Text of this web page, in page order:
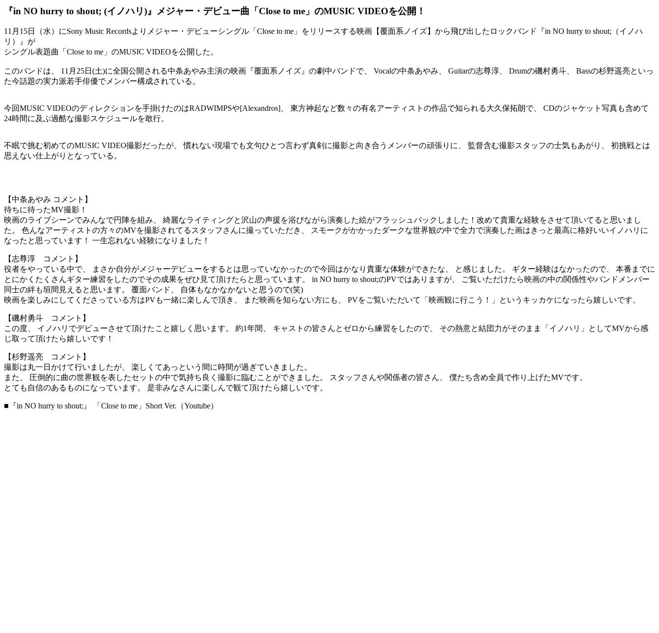
『in NO hurry to shout; (イノハリ)』メジャー・デビュー曲「Close to me」のMUSIC VIDEOを公開！
11月15日（水）にSony Music Recordsよりメジャー・デビューシングル「Close to me」をリリースする映画【覆面系ノイズ】から飛び出したロックバンド『in NO hurry to shout;（イノハ
リ）』が
シングル表題曲「Close to me」のMUSIC VIDEOを公開した。
このバンドは、 11月25日(土)に全国公開される中条あやみ主演の映画『覆面系ノイズ』の劇中バンドで、 Vocalの中条あやみ、 Guitarの志尊淳、 Drumの磯村勇斗、 Bassの杉野遥亮といっ
た今話題の実力派若手俳優でメンバー構成されている。
今回MUSIC VIDEOのディレクションを手掛けたのはRADWIMPSや[Alexandros]、 東方神起など数々の有名アーティストの作品で知られる大久保拓朗で、 CDのジャケット写真も含めて
24時間に及ぶ過酷な撮影スケジュールを敢行。
不眠で挑む初めてのMUSIC VIDEO撮影だったが、 慣れない現場でも文句ひとつ言わず真剣に撮影と向き合うメンバーの頑張りに、 監督含む撮影スタッフの士気もあがり、 初挑戦とは
思えない仕上がりとなっている。
【中条あやみ コメント】
待ちに待ったMV撮影！
映画のライブシーンでみんなで円陣を組み、 綺麗なライティングと沢山の声援を浴びながら演奏した絵がフラッシュバックしました！改めて貴重な経験をさせて頂いてると思いまし
た。 色んなアーティストの方々のMVを撮影されてるスタッフさんに撮っていただき、 スモークがかかったダークな世界観の中で全力で演奏した画はきっと最高に格好いいイノハリに
なったと思っています！ 一生忘れない経験になりました！
【志尊淳 コメント】
役者をやっている中で、 まさか自分がメジャーデビューをするとは思っていなかったので今回はかなり貴重な体験ができたな、 と感じました。 ギター経験はなかったので、 本番までに
とにかくたくさんギター練習をしたのでその成果をぜひ見て頂けたらと思っています。 in NO hurry to shout;のPVではありますが、 ご覧いただけたら映画の中の関係性やバンドメンバー
同士の絆も垣間見えると思います。 覆面バンド、 自体もなかなかないと思うので(笑)
映画を楽しみにしてくださっている方はPVも一緒に楽しんで頂き、 まだ映画を知らない方にも、 PVをご覧いただいて「映画観に行こう！」というキッカケになったら嬉しいです。
【磯村勇斗 コメント】
この度、 イノハリでデビューさせて頂けたこと嬉しく思います。 約1年間、 キャストの皆さんとゼロから練習をしたので、 その熱意と結団力がそのまま「イノハリ」としてMVから感
じ取って頂けたら嬉しいです！
【杉野遥亮 コメント】
撮影は丸一日かけて行いましたが、 楽しくてあっという間に時間が過ぎていきました。
また、 圧倒的に曲の世界観を表したセットの中で気持ち良く撮影に臨むことができました。 スタッフさんや関係者の皆さん、 僕たち含め全員で作り上げたMVです。
とても自信のあるものになっています。 是非みなさんに楽しんで観て頂けたら嬉しいです。
■『in NO hurry to shout;』 「Close to me」Short Ver.（Youtube）